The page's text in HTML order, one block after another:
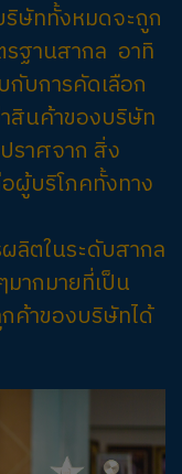
ทั้งหมดจะถูก
ฐานสากล อาทิ
กับการคัดเลือก
สินค้าของบริษัท
ราศจาก สิ่ง
ผู้บริโภคทั้งทาง
ในระดับสากล
ากมายที่เป็น
ค้าของบริษัทได้